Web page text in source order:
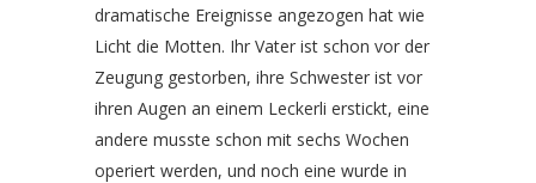
dramatische Ereignisse angezogen hat wie
Licht die Motten. Ihr Vater ist schon vor der
Zeugung gestorben, ihre Schwester ist vor
ihren Augen an einem Leckerli erstickt, eine
andere musste schon mit sechs Wochen
operiert werden, und noch eine wurde in